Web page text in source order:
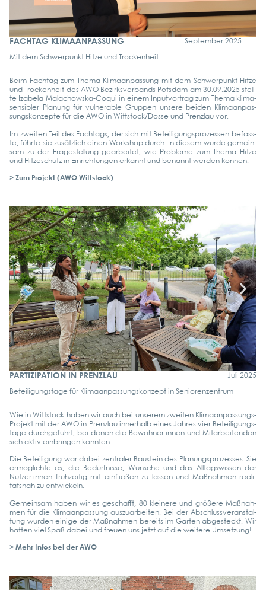
FACHTAG KLIMAANPASSUNG Sep­tem­ber 2025
Mit dem Schwer­punkt Hit­ze und Tro­cken­heit
Beim Fach­tag zum The­ma Kli­ma­an­pas­sung mit dem Schwer­punkt Hit­ze
und Tro­cken­heit des AWO Bezirks­ver­bands Pots­dam am 30.09.2025 stell­
te Iza­be­la Malachow­s­­ka-Coqui in einem Input­vor­trag zum The­ma kli­ma­
sen­si­bler Pla­nung für vul­nerable Grup­pen unse­re bei­den Kli­ma­an­pas­
sungs­kon­zep­te für die AWO in Wittstock/Dosse und Prenz­lau vor.
Im zwei­ten Teil des Fach­tags, der sich mit Betei­li­gungs­pro­zes­sen befass­
te, führ­te sie zusätz­lich einen Work­shop durch. In die­sem wur­de gemein­
sam zu der Fra­ge­stel­lung gear­bei­tet, wie Pro­ble­me zum The­ma Hit­ze
und Hit­ze­schutz in Ein­rich­tun­gen erkannt und benannt wer­den kön­nen.
> Zum Pro­jekt (AWO Witt­stock)
PARTIZIPATION IN PRENZLAU Juli 2025
Betei­li­gungs­ta­ge für Kli­ma­an­pas­sungs­kon­zept in Senio­ren­zen­trum
Wie in Witt­stock haben wir auch bei unse­rem zwei­ten Kli­­ma­an­­pas­­sungs-
Pro­­jekt mit der AWO in Prenz­lau inner­halb eines Jah­res vier Betei­li­gungs­
ta­ge durch­ge­führt, bei denen die Bewohner:innen und Mit­ar­bei­ten­den
sich aktiv ein­brin­gen konn­ten.
Die Betei­li­gung war dabei zen­tra­ler Bau­stein des Pla­nungs­pro­zes­ses: Sie
ermög­lich­te es, die Bedürf­nis­se, Wün­sche und das All­tags­wis­sen der
Nutzer:innen früh­zei­tig mit ein­flie­ßen zu las­sen und Maß­nah­men rea­li­
täts­nah zu ent­wi­ckeln.
Gemein­sam haben wir es geschafft, 80 klei­ne­re und grö­ße­re Maß­nah­
men für die Kli­ma­an­pas­sung aus­zu­ar­bei­ten. Bei der Abschluss­ver­an­stal­
tung wur­den eini­ge der Maß­nah­men bereits im Gar­ten abge­steckt. Wir
hat­ten viel Spaß dabei und freu­en uns jetzt auf die wei­te­re Umset­zung!
> Mehr Infos bei der AWO